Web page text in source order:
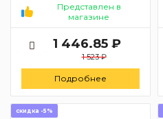
Представлен в
магазине
1 446.85 ₽
1 523 ₽
Подробнее
скидка -5%